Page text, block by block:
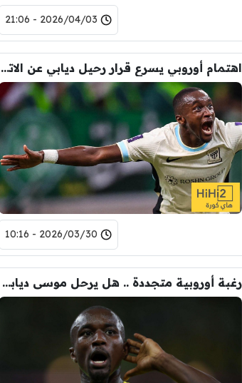
2026/04/03 - 21:06
اهتمام أوروبي يسرع قرار رحيل ديابي عن الاتحاد !
2026/03/30 - 10:16
رغبة أوروبية متجددة .. هل يرحل موسى ديابي عن الاتحاد ؟